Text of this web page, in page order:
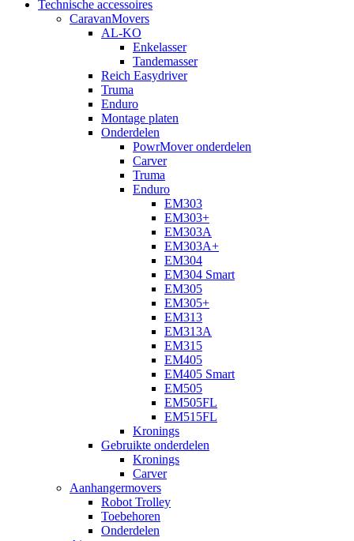
Technische accessoires
CaravanMovers
AL-KO
Enkelasser
Tandemasser
Reich Easydriver
Truma
Enduro
Montage platen
Onderdelen
PowrMover onderdelen
Carver
Truma
Enduro
EM303
EM303+
EM303A
EM303A+
EM304
EM304 Smart
EM305
EM305+
EM313
EM313A
EM315
EM405
EM405 Smart
EM505
EM505FL
EM515FL
Kronings
Gebruikte onderdelen
Kronings
Carver
Aanhangermovers
Robot Trolley
Toebehoren
Onderdelen